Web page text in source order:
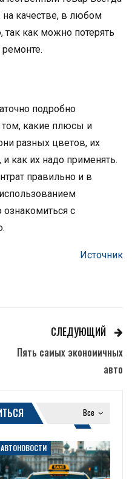
качестве, в любом
так как можно потерять
подробно
том, какие плюсы и
разных цветов, их
и как их надо применять.
правильно и в
с
Источник
СЛЕДУЮЩИЙ
Пять самых экономичных
авто
Все
АВТОНОВОСТИ